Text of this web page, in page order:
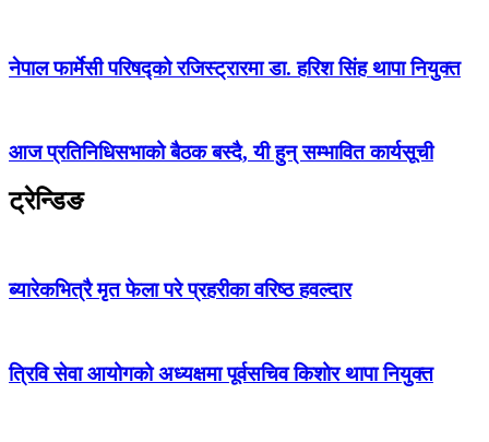
नेपाल फार्मेसी परिषद्को रजिस्ट्रारमा डा. हरिश सिंह थापा नियुक्त
आज प्रतिनिधिसभाको बैठक बस्दै, यी हुन् सम्भावित कार्यसूची
ट्रेन्डिङ
ब्यारेकभित्रै मृत फेला परे प्रहरीका वरिष्ठ हवल्दार
त्रिवि सेवा आयोगको अध्यक्षमा पूर्वसचिव किशोर थापा नियुक्त